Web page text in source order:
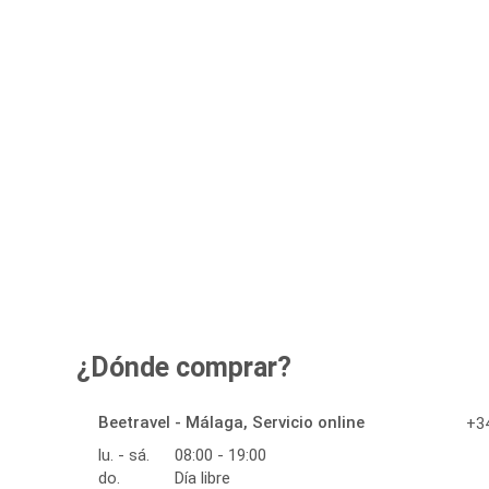
¿Dónde comprar?
Beetravel - Málaga, Servicio online
lu. - sá.
08:00 - 19:00
do.
Día libre